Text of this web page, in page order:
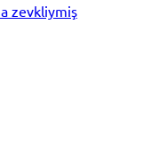
zevkliymiş